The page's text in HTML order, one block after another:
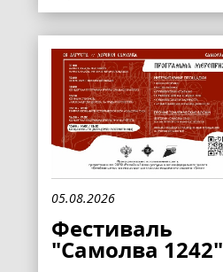
05.08.2026
Фестиваль
"Самолва 1242"